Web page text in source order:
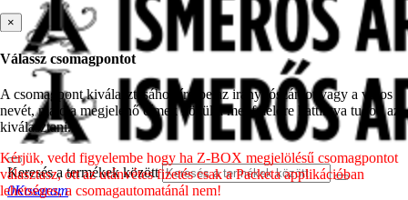
Keresés a termékek között
0Kosaram
×
Válassz csomagpontot
A csomagpont kiválasztásához írd be az irányítószámot vagy a város
nevét, majd a megjelenő címek közül a megfelelőre kattintva tudod azt
kiválasztani.
Kérjük, vedd figyelembe hogy ha Z-BOX megjelölésű csomagpontot
választasz, ott az utánvétes fizetés csak a Packeta applikációban
lehetséges, a csomagautomatánál nem!